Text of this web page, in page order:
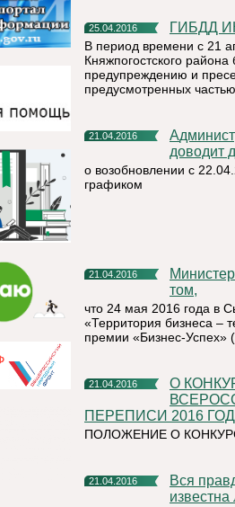
25.04.2016 ГИБДД
В период времени с 21
Княжпогостского
предупреждению и
предусмотренных
21.04.2016
Администрация муниципального района «Княжпогостский»
доводит
о возобновлении с
графиком
21.04.2016
Министерство экономики Республики Коми информирует о
том,
что 24 мая 2016 года в
«Территория бизнеса –
премии «Бизнес-
21.04.2016
О КОНКУРСЕ ДЕТСКОГО РИСУНКА, ПОСВЯЩЕННОМ
ПЕРЕПИСИ 2016
ПОЛОЖЕНИЕ О
21.04.2016
Вся правда о сельскохозяйственной отрасли региона станет
известна